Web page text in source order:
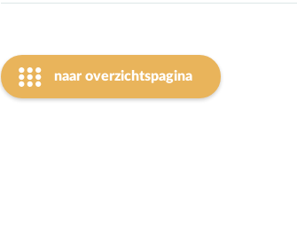
naar overzichtspagina